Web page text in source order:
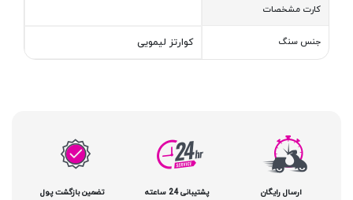
کارت مشخصات
جنس سنگ کوارتز لیمویی
ارسال رایگان پشتیبانی 24 ساعته تضمین بازگشت پول